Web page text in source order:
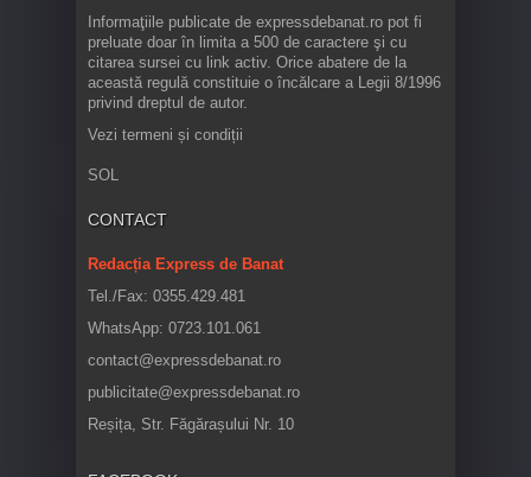
Informaţiile publicate de expressdebanat.ro pot fi
preluate doar în limita a 500 de caractere şi cu
citarea sursei cu link activ. Orice abatere de la
această regulă constituie o încălcare a Legii 8/1996
privind dreptul de autor.
Vezi termeni și condiții
SOL
CONTACT
Redacția Express de Banat
Tel./Fax: 0355.429.481
WhatsApp: 0723.101.061
contact@expressdebanat.ro
publicitate@expressdebanat.ro
Reșița, Str. Făgărașului Nr. 10